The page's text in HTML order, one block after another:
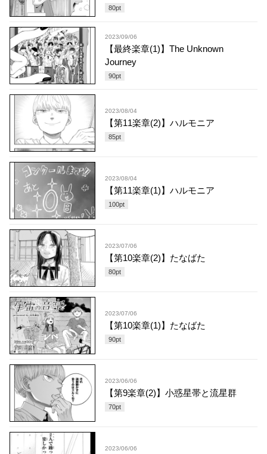
80pt
2023/09/06
【最終楽章(1)】The Unknown
Journey
90pt
2023/08/04
【第11楽章(2)】ハルモニア
85pt
2023/08/04
【第11楽章(1)】ハルモニア
100pt
2023/07/06
【第10楽章(2)】たなばた
80pt
2023/07/06
【第10楽章(1)】たなばた
90pt
2023/06/06
【第9楽章(2)】小惑星帯と流星群
70pt
2023/06/06